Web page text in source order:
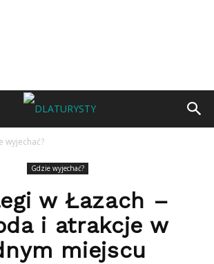
wyjechać?
Gdzie wyjechać?
w Łazach –
i atrakcje w
miejscu